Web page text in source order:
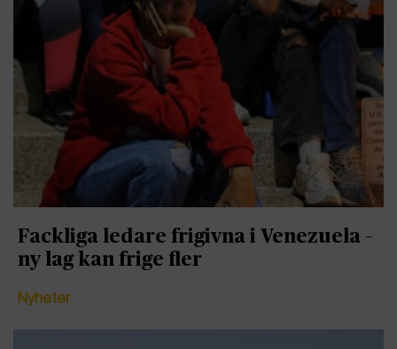
Fackliga ledare frigivna i Venezuela –
ny lag kan frige fler
Nyheter